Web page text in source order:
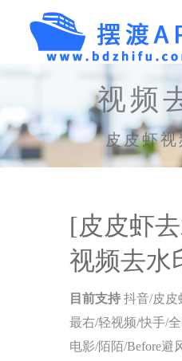
产品价格
微信0.2%费率
视频
皮皮虾
[皮皮虾
视频去水
目前支持 抖音/皮皮
最右/轻视频/快手/
电影/陌陌/Before避